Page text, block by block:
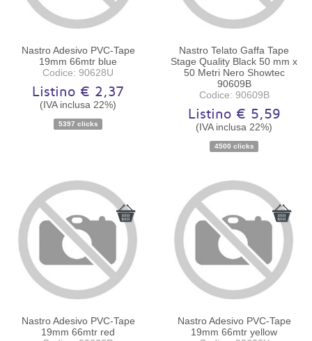
Disponibilità:Ordinabile
Nastro Adesivo PVC-Tape
19mm 66mtr blue
Codice: 90628U
Listino € 2,37
(IVA inclusa 22%)
5397 clicks Disponibilità:Ordinabile
Nastro Telato Gaffa Tape
Stage Quality Black 50 mm x
50 Metri Nero Showtec
90609B
Codice: 90609B
Listino € 5,59
(IVA inclusa 22%)
4500 clicks
Nastro Adesivo PVC-Tape
19mm 66mtr red
Nastro Adesivo PVC-Tape
19mm 66mtr yellow